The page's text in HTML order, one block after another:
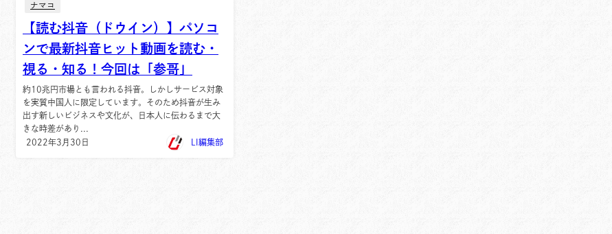
ナマコ
【読む抖音（ドウイン）】パソコ
ンで最新抖音ヒット動画を読む・
視る・知る！今回は「参哥」
約10兆円市場とも言われる抖音。しかしサービス対象
を実質中国人に限定しています。そのため抖音が生み
出す新しいビジネスや文化が、日本人に伝わるまで大
きな時差があり...
2022年3月30日
LI編集部